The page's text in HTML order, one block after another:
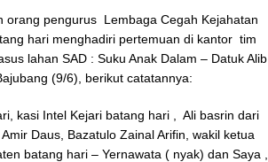
orang pengurus Lembaga Cegah Kejahatan
hari menghadiri pertemuan di kantor tim
lahan SAD : Suku Anak Dalam – Datuk Alib
(9/6), berikut catatannya:
kasi Intel Kejari batang hari , Ali basrin dari
Daus, Bazatulo Zainal Arifin, wakil ketua
batang hari – Yernawata ( nyak) dan Saya ,